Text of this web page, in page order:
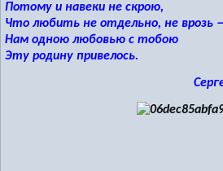
Потому и навеки не скрою,
Что любить не отдельно, не врозь
Нам одною любовью с тобою
Эту родину привелось.
Сергей